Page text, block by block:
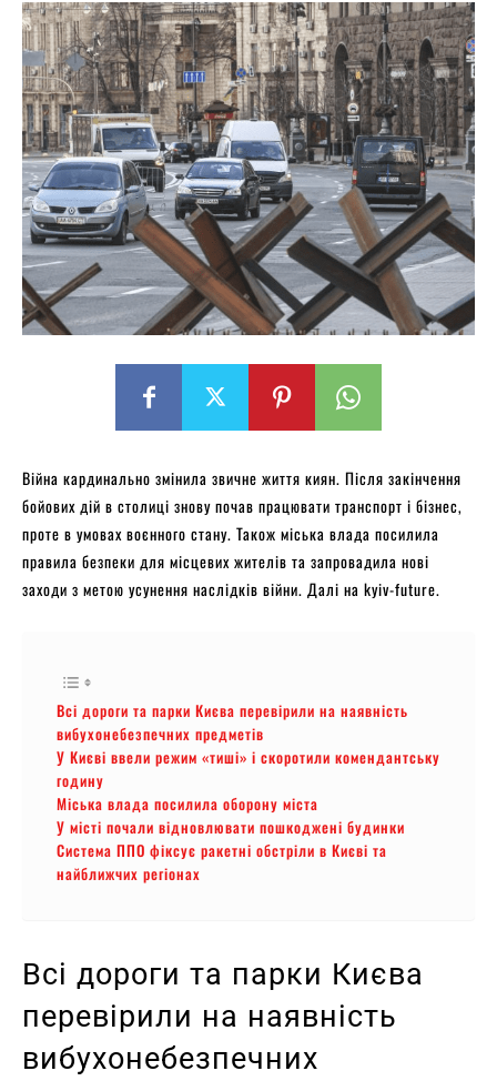
Війна кардинально змінила звичне життя киян. Після закінчення
бойових дій в столиці знову почав працювати транспорт і бізнес,
проте в умовах воєнного стану. Також міська влада посилила
правила безпеки для місцевих жителів та запровадила нові
заходи з метою усунення наслідків війни. Далі на kyiv-future.
Всі дороги та парки Києва перевірили на наявність
вибухонебезпечних предметів
У Києві ввели режим «тиші» і скоротили комендантську
годину
Міська влада посилила оборону міста
У місті почали відновлювати пошкоджені будинки
Система ППО фіксує ракетні обстріли в Києві та
найближчих регіонах
Всі дороги та парки Києва
перевірили на наявність
вибухонебезпечних